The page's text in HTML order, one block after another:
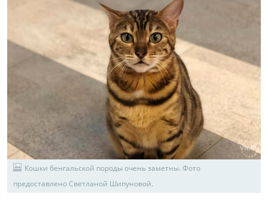
Кошки бенгальской породы очень заметны. Фото
предоставлено Светланой Шипуновой.